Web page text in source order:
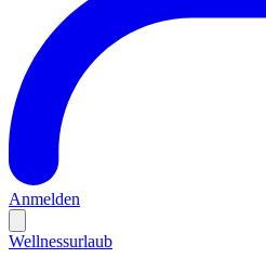
Anmelden
Wellnessurlaub